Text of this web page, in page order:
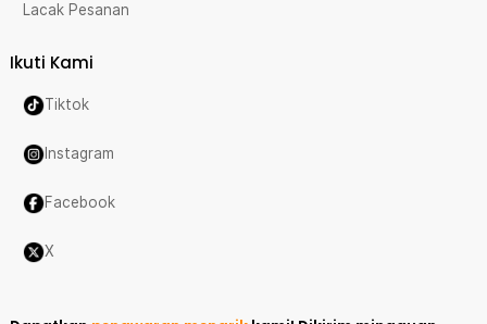
Lacak Pesanan
Ikuti Kami
Tiktok
Instagram
Facebook
X